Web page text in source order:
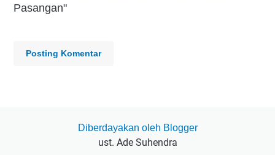
Pasangan"
Posting Komentar
Diberdayakan oleh Blogger
ust. Ade Suhendra